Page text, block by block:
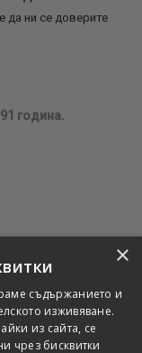
да ни се доверите
година.
×
съдържанието и
изживяване.
из сайта, се
чрез бисквитки